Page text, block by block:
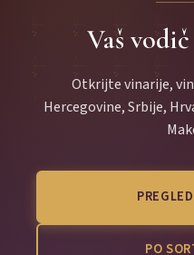
Vaš
Otkrijte vinarije,
Hercegovine, Srbije,
PO